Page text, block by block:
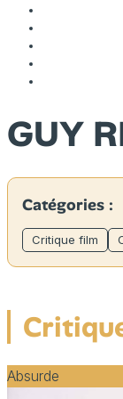
GUY
Catégories :
Critique film
Absurde